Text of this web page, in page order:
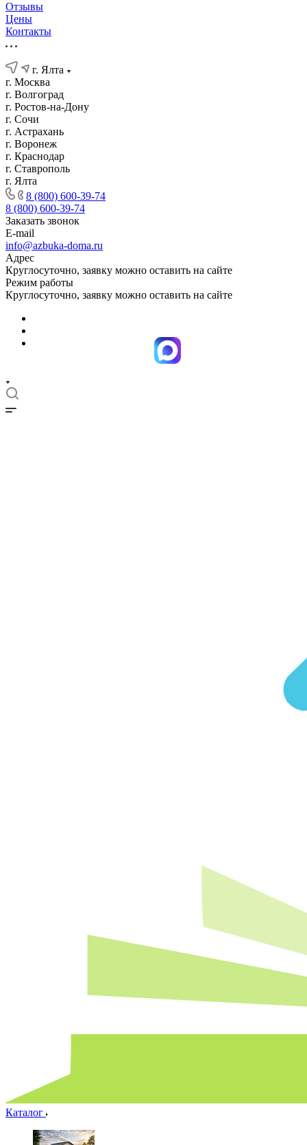
Отзывы
Цены
Контакты
г. Ялта
г. Москва
г. Волгоград
г. Ростов-на-Дону
г. Сочи
г. Астрахань
г. Воронеж
г. Краснодар
г. Ставрополь
г. Ялта
8 (800) 600-39-74
8 (800) 600-39-74
Заказать звонок
E-mail
info@azbuka-doma.ru
Адрес
Круглосуточно, заявку можно оставить на сайте
Режим работы
Круглосуточно, заявку можно оставить на сайте
Каталог